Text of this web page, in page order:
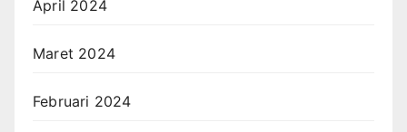
April 2024
Maret 2024
Februari 2024